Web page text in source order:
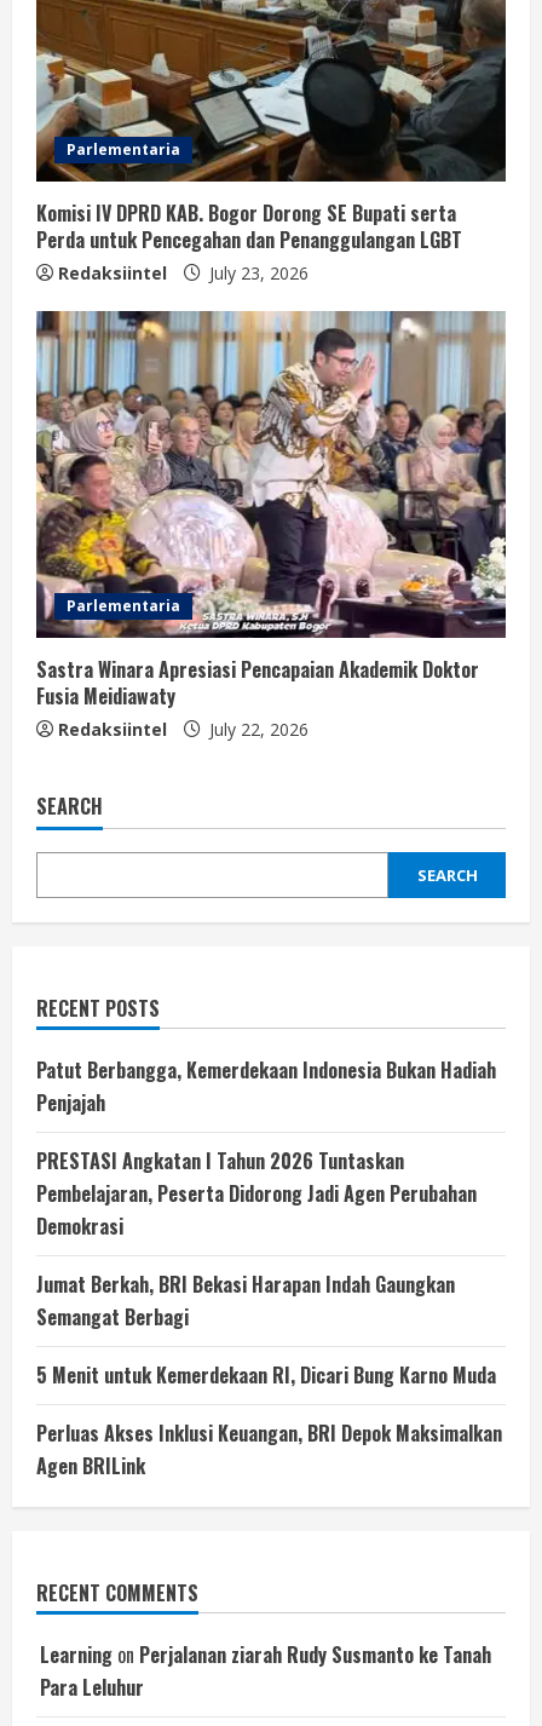
Parlementaria
Komisi IV DPRD KAB. Bogor Dorong SE Bupati serta
Perda untuk Pencegahan dan Penanggulangan LGBT
Redaksiintel July 23, 2026
Parlementaria
Sastra Winara Apresiasi Pencapaian Akademik Doktor
Fusia Meidiawaty
Redaksiintel July 22, 2026
SEARCH
SEARCH
RECENT POSTS
Patut Berbangga, Kemerdekaan Indonesia Bukan Hadiah
Penjajah
PRESTASI Angkatan I Tahun 2026 Tuntaskan
Pembelajaran, Peserta Didorong Jadi Agen Perubahan
Demokrasi
Jumat Berkah, BRI Bekasi Harapan Indah Gaungkan
Semangat Berbagi
5 Menit untuk Kemerdekaan RI, Dicari Bung Karno Muda
Perluas Akses Inklusi Keuangan, BRI Depok Maksimalkan
Agen BRILink
RECENT COMMENTS
Learning on Perjalanan ziarah Rudy Susmanto ke Tanah
Para Leluhur